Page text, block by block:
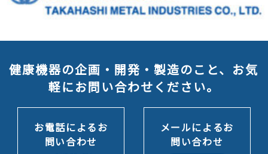
健康機器の企画・開発・製造のこと、お気
軽にお問い合わせください。
お電話によるお
問い合わせ
メールによるお
問い合わせ